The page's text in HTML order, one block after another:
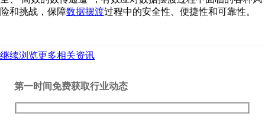
险和挑战，保障数据摆渡过程中的安全性、便捷性和可靠性。
继续浏览更多相关资讯
第一时间免费获取行业动态